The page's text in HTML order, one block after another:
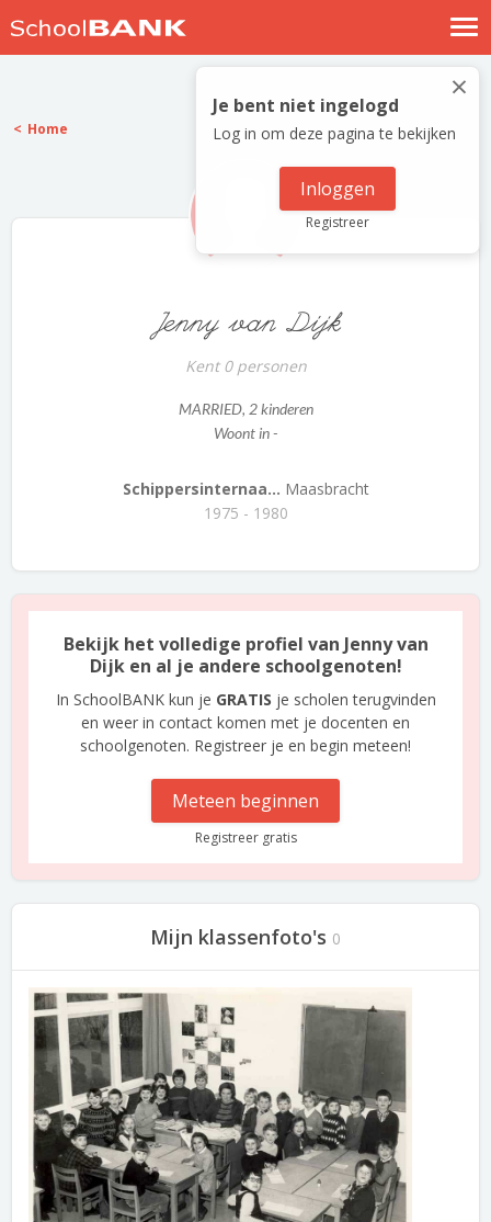
Nostalgische verhalen
Log in
Meld je gratis aan
×
Je bent niet ingelogd
Log in om deze pagina te bekijken
Inloggen
Registreer
Home
Jenny van Dijk
Kent 0 personen
MARRIED, 2 kinderen
Woont in -
Schippersinternaa... Maasbracht
1975 - 1980
Bekijk het volledige profiel van Jenny van
Dijk en al je andere schoolgenoten!
In SchoolBANK kun je GRATIS je scholen terugvinden
en weer in contact komen met je docenten en
schoolgenoten. Registreer je en begin meteen!
Meteen beginnen
Registreer gratis
Mijn klassenfoto's 0